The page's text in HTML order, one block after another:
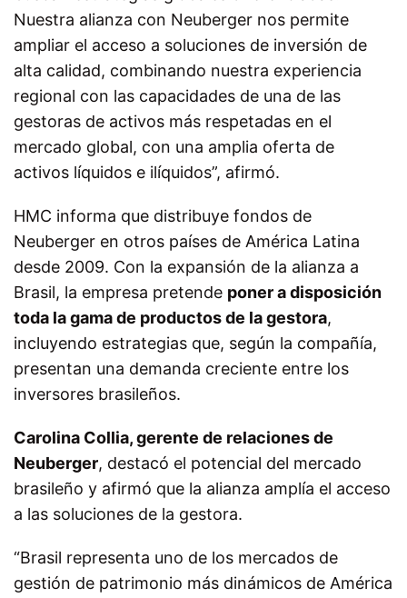
Nuestra alianza con Neuberger nos permite
ampliar el acceso a soluciones de inversión de
alta calidad, combinando nuestra experiencia
regional con las capacidades de una de las
gestoras de activos más respetadas en el
mercado global, con una amplia oferta de
activos líquidos e ilíquidos”, afirmó.
HMC informa que distribuye fondos de
Neuberger en otros países de América Latina
desde 2009. Con la expansión de la alianza a
Brasil, la empresa pretende poner a disposición
toda la gama de productos de la gestora,
incluyendo estrategias que, según la compañía,
presentan una demanda creciente entre los
inversores brasileños.
Carolina Collia, gerente de relaciones de
Neuberger, destacó el potencial del mercado
brasileño y afirmó que la alianza amplía el acceso
a las soluciones de la gestora.
“Brasil representa uno de los mercados de
gestión de patrimonio más dinámicos de América